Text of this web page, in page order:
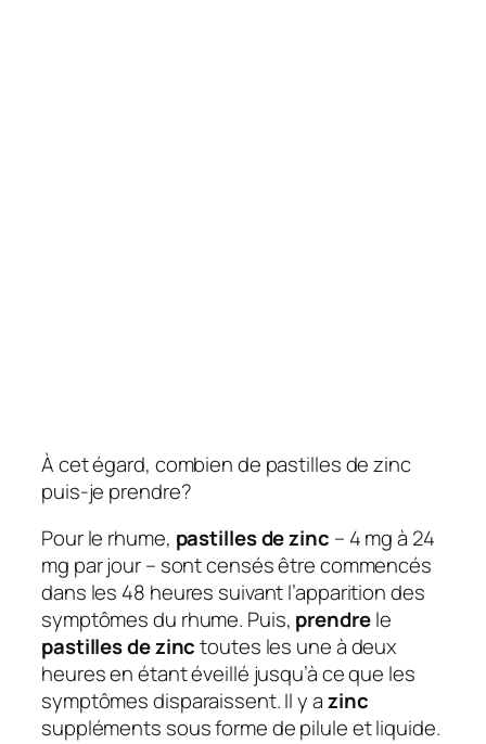
À cet égard, combien de pastilles de zinc
puis-je prendre?
Pour le rhume, pastilles de zinc – 4 mg à 24
mg par jour – sont censés être commencés
dans les 48 heures suivant l’apparition des
symptômes du rhume. Puis, prendrele
pastilles de zinctoutes les une à deux
heures en étant éveillé jusqu’à ce que les
symptômes disparaissent. Il y azinc
suppléments sous forme de pilule et liquide.